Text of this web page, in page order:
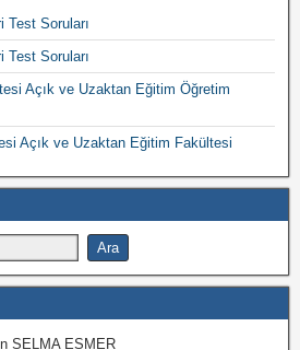
Test Soruları
Test Soruları
Açık ve Uzaktan Eğitim Öğretim
Açık ve Uzaktan Eğitim Fakültesi
SELMA ESMER